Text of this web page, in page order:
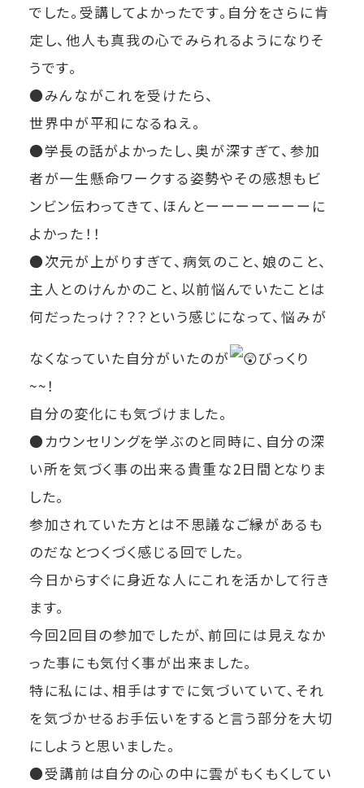
でした。受講してよかったです。自分をさらに肯
定し、他人も真我の心でみられるようになりそ
うです。
●みんながこれを受けたら、
世界中が平和になるねえ。
●学長の話がよかったし、奥が深すぎて、参加
者が一生懸命ワークする姿勢やその感想もビ
ンビン伝わってきて、ほんとーーーーーーーに
よかった！！
●次元が上がりすぎて、病気のこと、娘のこと、
主人とのけんかのこと、以前悩んでいたことは
何だったっけ？？？という感じになって、悩みが
なくなっていた自分がいたのが
びっくり
~~！
自分の変化にも気づけました。
●カウンセリングを学ぶのと同時に、自分の深
い所を気づく事の出来る貴重な2日間となりま
した。
参加されていた方とは不思議なご縁があるも
のだなとつくづく感じる回でした。
今日からすぐに身近な人にこれを活かして行き
ます。
今回2回目の参加でしたが、前回には見えなか
った事にも気付く事が出来ました。
特に私には、相手はすでに気づいていて、それ
を気づかせるお手伝いをすると言う部分を大切
にしようと思いました。
●受講前は自分の心の中に雲がもくもくしてい